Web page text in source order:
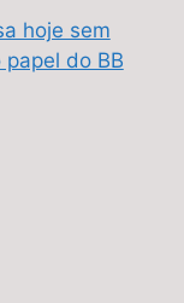
hoje sem
do BB